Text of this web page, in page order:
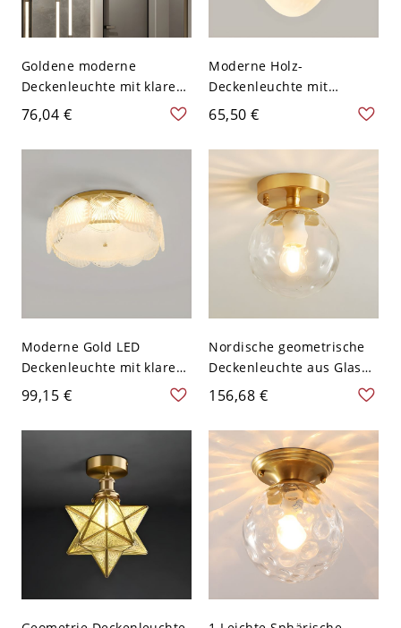
Goldene moderne
Deckenleuchte mit klarem
Glasschirm nach unten
gerichtet - 110V-120V
Lotosblatt
76,04 €
Moderne Holz-
Deckenleuchte mit
weißem Schirm und LED-
Lichtern - 110V-120V 9,1
Zoll (23 cm)
65,50 €
Moderne Gold LED
Deckenleuchte mit klarem
Glasschirm für den
Wohnbereich - 110V-120V
40,64 cm Hülse
99,15 €
Nordische geometrische
Deckenleuchte aus Glas
mit 1 Licht für den Flur -
110V-120V Kugel
156,68 €